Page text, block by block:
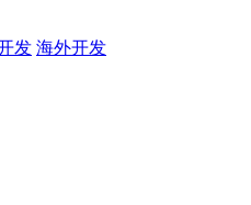
发 海外开发